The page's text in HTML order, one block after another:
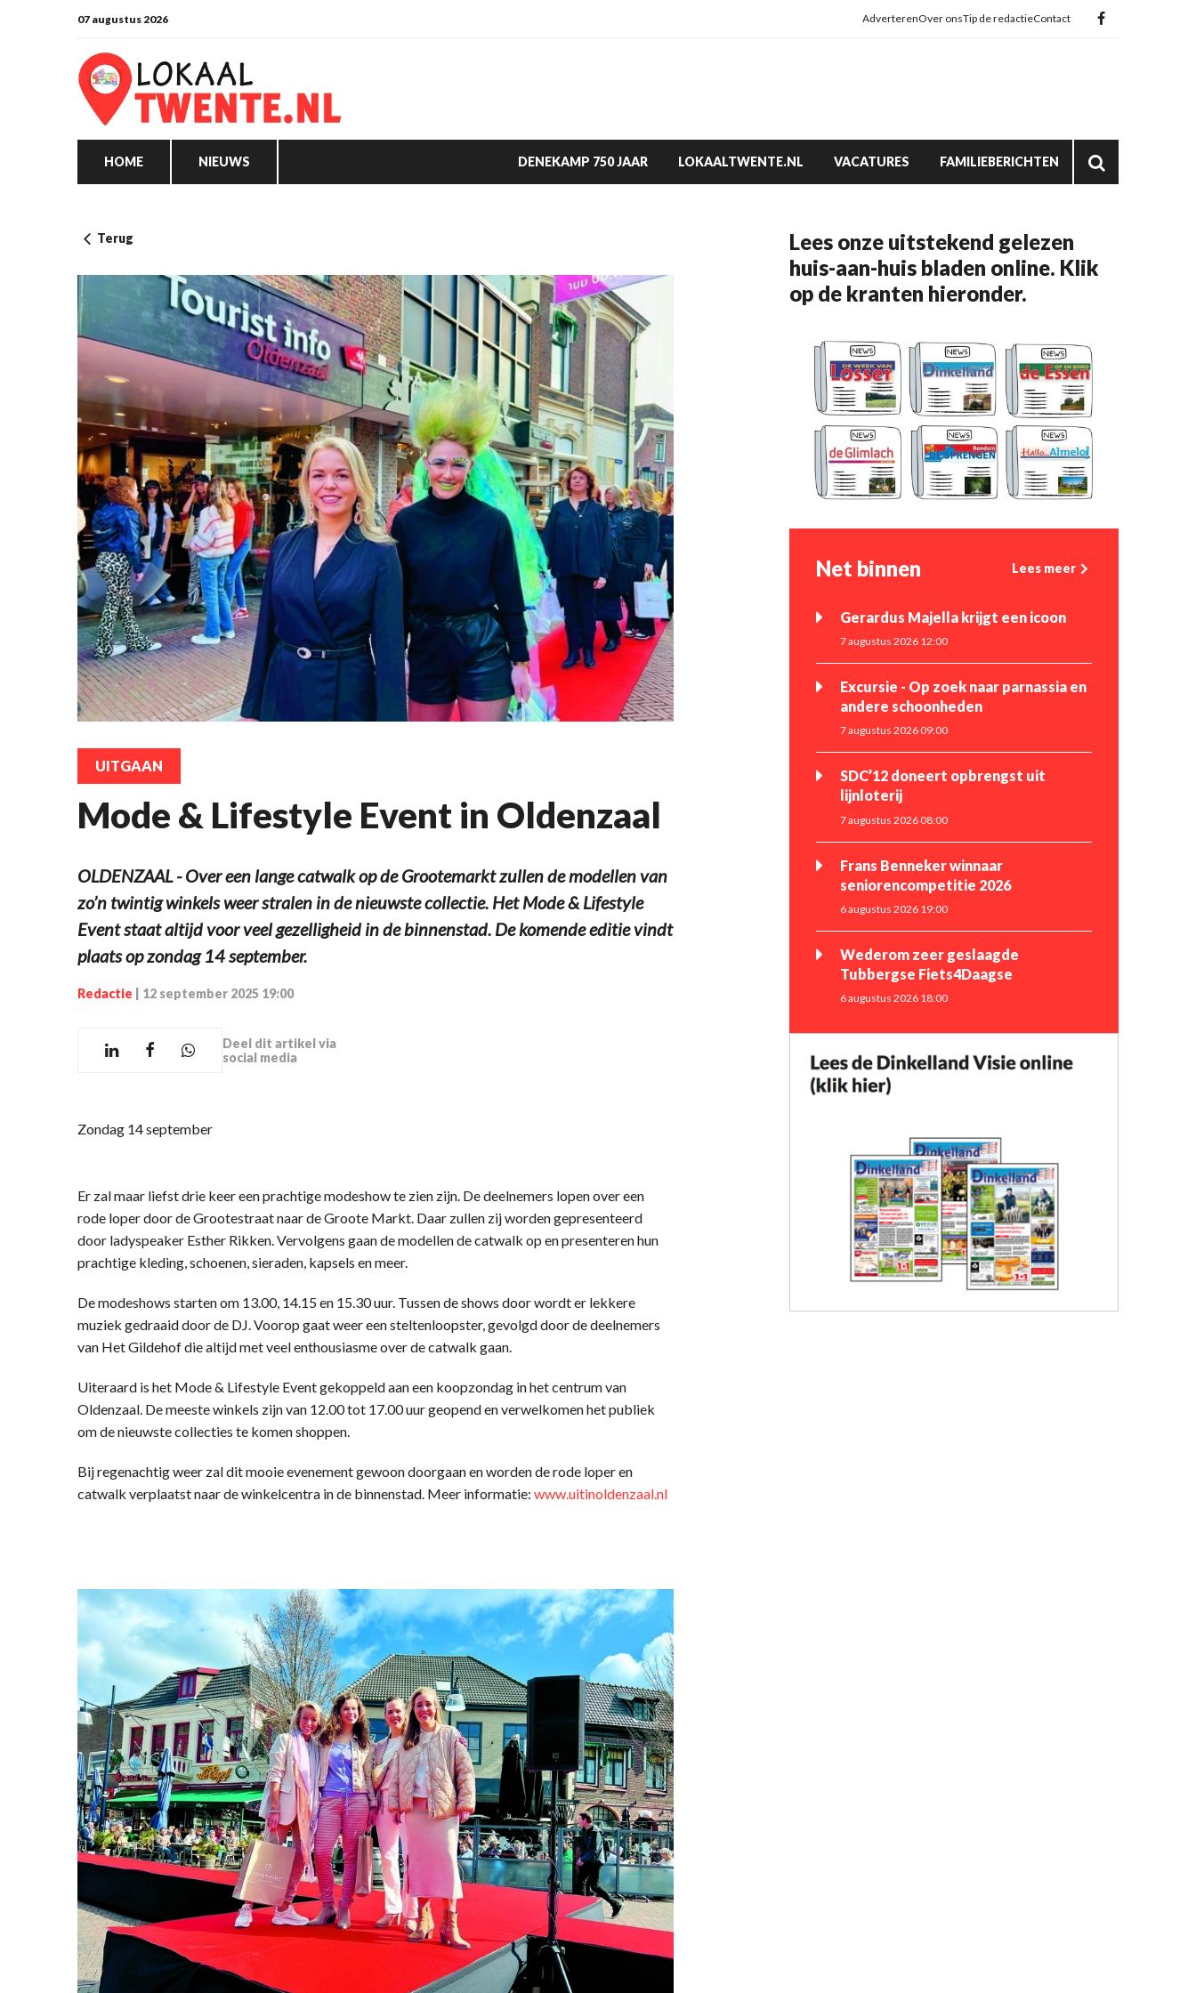
07 augustus 2026 AdverterenOver onsTip de redactieContact
HOME NIEUWS DENEKAMP 750 JAAR LOKAALTWENTE.NL VACATURES FAMILIEBERICHTEN
Terug
UITGAAN
Mode & Lifestyle Event in Oldenzaal
OLDENZAAL - Over een lange catwalk op de Grootemarkt zullen de modellen van
zo’n twintig winkels weer stralen in de nieuwste collectie. Het Mode & Lifestyle
Event staat altijd voor veel gezelligheid in de binnenstad. De komende editie vindt
plaats op zondag 14 september.
Redactie 12 september 2025 19:00
Deel dit artikel via
social media
Zondag 14 september
Er zal maar liefst drie keer een prachtige modeshow te zien zijn. De deelnemers lopen over een
rode loper door de Grootestraat naar de Groote Markt. Daar zullen zij worden gepresenteerd
door ladyspeaker Esther Rikken. Vervolgens gaan de modellen de catwalk op en presenteren hun
prachtige kleding, schoenen, sieraden, kapsels en meer.
De modeshows starten om 13.00, 14.15 en 15.30 uur. Tussen de shows door wordt er lekkere
muziek gedraaid door de DJ. Voorop gaat weer een steltenloopster, gevolgd door de deelnemers
van Het Gildehof die altijd met veel enthousiasme over de catwalk gaan.
Uiteraard is het Mode & Lifestyle Event gekoppeld aan een koopzondag in het centrum van
Oldenzaal. De meeste winkels zijn van 12.00 tot 17.00 uur geopend en verwelkomen het publiek
om de nieuwste collecties te komen shoppen.
Bij regenachtig weer zal dit mooie evenement gewoon doorgaan en worden de rode loper en
catwalk verplaatst naar de winkelcentra in de binnenstad. Meer informatie: www.uitinoldenzaal.nl
Lees onze uitstekend gelezen
huis-aan-huis bladen online. Klik
op de kranten hieronder.
Net binnen Lees meer
Gerardus Majella krijgt een icoon
7 augustus 2026 12:00
Excursie - Op zoek naar parnassia en
andere schoonheden
7 augustus 2026 09:00
SDC’12 doneert opbrengst uit
lijnloterij
7 augustus 2026 08:00
Frans Benneker winnaar
seniorencompetitie 2026
6 augustus 2026 19:00
Wederom zeer geslaagde
Tubbergse Fiets4Daagse
6 augustus 2026 18:00